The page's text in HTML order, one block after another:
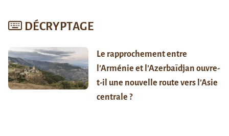
DÉCRYPTAGE
Le rapprochement entre
l’Arménie et l’Azerbaïdjan ouvre-
t-il une nouvelle route vers l’Asie
centrale ?